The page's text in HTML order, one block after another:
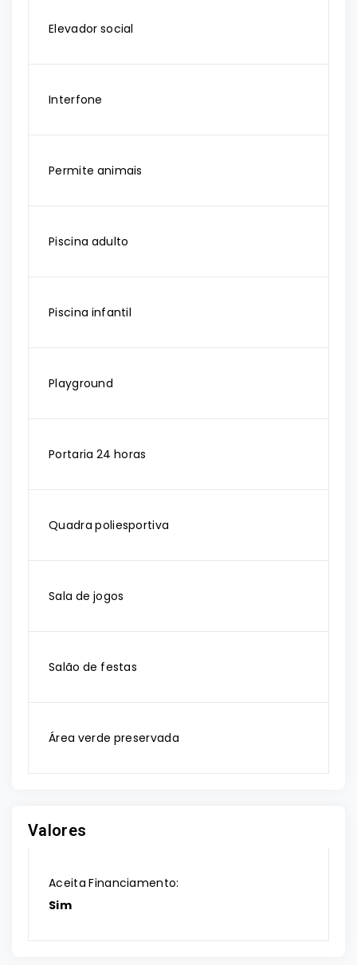
Elevador social
Interfone
Permite animais
Piscina adulto
Piscina infantil
Playground
Portaria 24 horas
Quadra poliesportiva
Sala de jogos
Salão de festas
Área verde preservada
Valores
Aceita Financiamento:
Sim